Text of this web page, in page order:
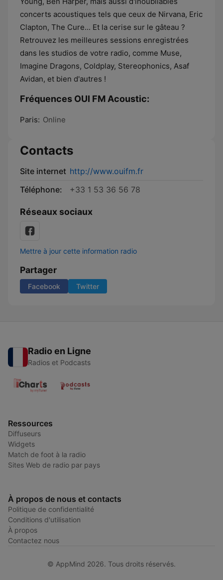
concerts acoustiques tels que ceux de Nirvana, Eric
Clapton, The Cure... Et la cerise sur le gâteau ?
Retrouvez les meilleures sessions enregistrées
dans les studios de votre radio, comme Muse,
Imagine Dragons, Coldplay, Stereophonics, Asaf
Avidan, et bien d'autres !
Fréquences OUI FM Acoustic:
Paris: Online
Contacts
Site internet http://www.ouifm.fr
Téléphone:
+33 1 53 36 56 78
Réseaux sociaux
Mettre à jour cette information radio
Partager
Facebook Twitter
Radio en Ligne
Radios et Podcasts
Ressources
Diffuseurs
Widgets
Match de foot à la radio
Sites Web de radio par pays
À propos de nous et contacts
Politique de confidentialité
Conditions d'utilisation
À propos
Contactez nous
© AppMind 2026. Tous droits réservés.